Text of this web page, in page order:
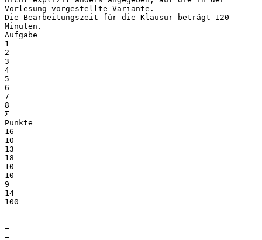
Vorlesung vorgestellte Variante.
Die Bearbeitungszeit für die Klausur beträgt 120
Minuten.
Aufgabe
1
2
3
4
5
6
7
8
Σ
Punkte
16
10
13
18
10
10
9
14
100
—
—
—
—